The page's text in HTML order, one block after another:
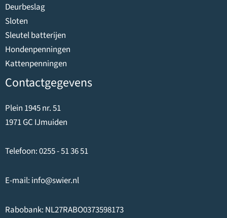
Deurbeslag
Sloten
Sleutel batterijen
Hondenpenningen
Kattenpenningen
Contactgegevens
Plein 1945 nr. 51
1971 GC IJmuiden
Telefoon:0255 - 51 36 51
E-mail: info@swier.nl
Rabobank: NL27RABO0373598173